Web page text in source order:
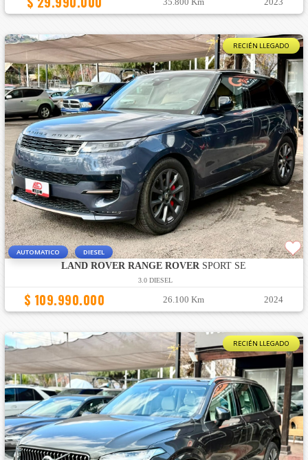
RECIÉN LLEGADO
AUTOMATICO DIESEL
LAND ROVER RANGE ROVERSPORT SE
3.0 DIESEL
$ 109.990.000 26.100 Km 2024
RECIÉN LLEGADO